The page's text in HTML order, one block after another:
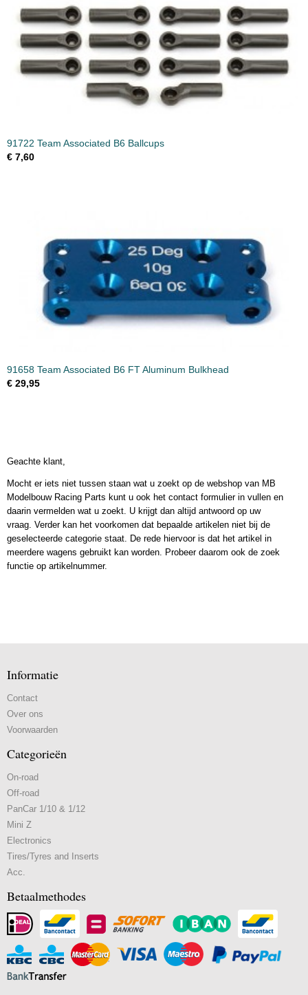
91722 Team Associated B6 Ballcups
€ 7,60
91658 Team Associated B6 FT Aluminum Bulkhead
€ 29,95
Geachte klant,
Mocht er iets niet tussen staan wat u zoekt op de webshop van MB
Modelbouw Racing Parts kunt u ook het contact formulier in vullen en
daarin vermelden wat u zoekt. U krijgt dan altijd antwoord op uw
vraag. Verder kan het voorkomen dat bepaalde artikelen niet bij de
geselecteerde categorie staat. De rede hiervoor is dat het artikel in
meerdere wagens gebruikt kan worden. Probeer daarom ook de zoek
functie op artikelnummer.
Informatie
Contact
Over ons
Voorwaarden
Categorieën
On-road
Off-road
PanCar 1/10 & 1/12
Mini Z
Electronics
Tires/Tyres and Inserts
Acc.
Betaalmethodes